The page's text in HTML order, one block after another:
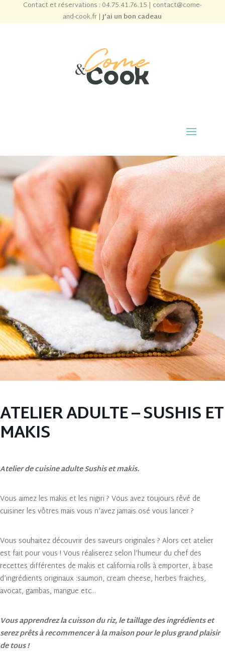
Contact et réservations : 04.75.41.76.15 | contact@come-
and-cook.fr|J’ai un bon cadeau
ATELIER ADULTE – SUSHIS ET
MAKIS
Atelier de cuisine adulte Sushis et makis.
Vous aimez les makis et les nigiri ? Vous avez toujours rêvé de
cuisiner les vôtres mais vous n’avez jamais osé vous lancer ?
Vous souhaitez découvrir des saveurs originales ? Alors cet atelier
est fait pour vous ! Vous réaliserez selon l’humeur du chef des
recettes différentes de makis et california rolls à emporter, à base
d’ingrédients originaux :saumon, cream cheese, herbes fraiches,
avocat, gambas, mangue etc…
Vous apprendrez la cuisson du riz, le taillage des ingrédients et
serez prêts à recommencer à la maison pour le plus grand plaisir
de tous !